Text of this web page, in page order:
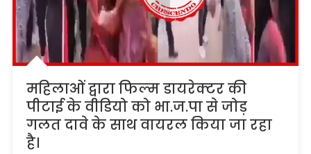
महिलाओं द्वारा फिल्म डायरेक्टर की
पीटाई के वीडियो को भा.ज.पा से जोड़
गलत दावे के साथ वायरल किया जा रहा
है।